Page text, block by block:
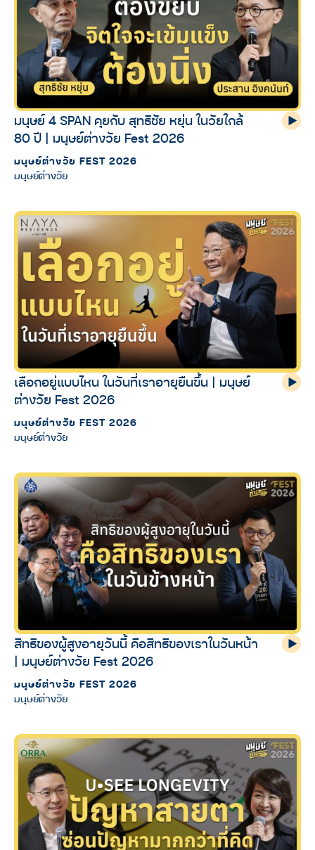
มนุษย์ 4 SPAN คุยกับ สุทธิชัย หยุ่น ในวัยใกล้
80 ปี | มนุษย์ต่างวัย Fest 2026
มนุษย์ต่างวัย FEST 2026
มนุษย์ต่างวัย
เลือกอยู่แบบไหน ในวันที่เราอายุยืนขึ้น | มนุษย์
ต่างวัย Fest 2026
มนุษย์ต่างวัย FEST 2026
มนุษย์ต่างวัย
สิทธิของผู้สูงอายุวันนี้ คือสิทธิของเราในวันหน้า
| มนุษย์ต่างวัย Fest 2026
มนุษย์ต่างวัย FEST 2026
มนุษย์ต่างวัย